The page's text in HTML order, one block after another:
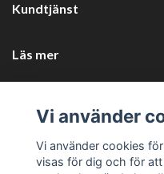
Kundtjänst
Läs mer
Företagsuppgifter
Vi använder
Vi använder cookies
visas för dig och för